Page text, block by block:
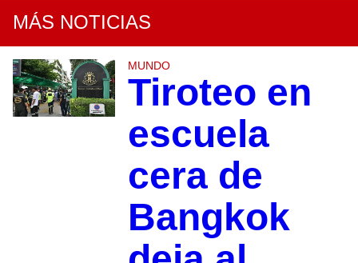
MÁS NOTICIAS
MUNDO
Tiroteo en
escuela
cera de
Bangkok